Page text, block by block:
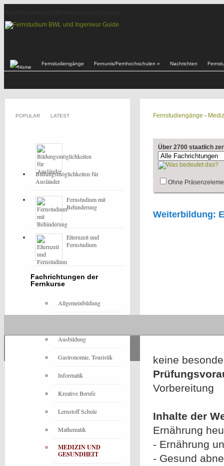
Fernstudiengänge Fernunis/Fernhochschulen » Nachrichten
Fernstudiengänge -
Über 2700 staatlich
Ohne
Weiterbildung:
keine
Vorbereitung
Inhalte der
Ernährung
- Ernährung
- Gesund
POPULAR LATEST
Bildungsmöglichkeiten für
Ausländer
Fernstudium mit
Behinderung
Elternzeit und
Fernstudium
Fachrichtungen der
Fernkurse
Allgemeinbildung
Ausbildung
Gastronomie, Touristik
Informatik
Kreative Berufe
Lernstoff Schule
Mathematik
MEDIZIN UND
GESUNDHEIT